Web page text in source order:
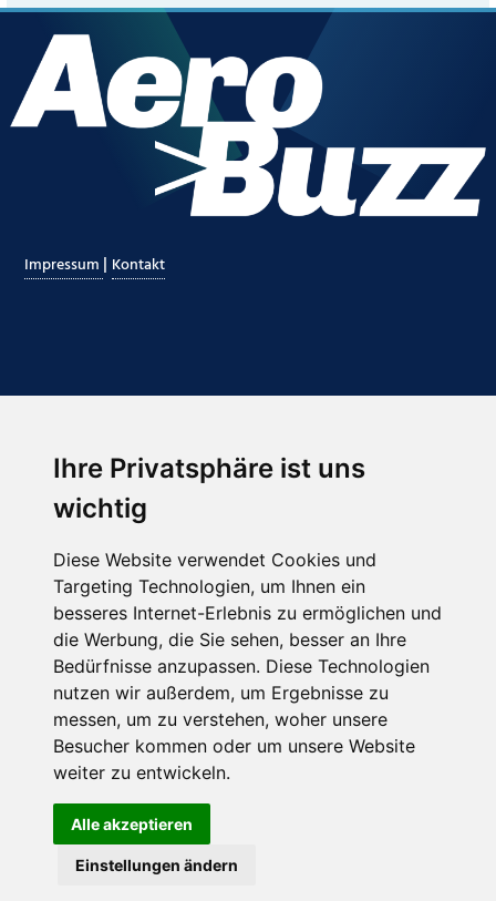
Ihre Privatsphäre ist uns
wichtig
Diese Website verwendet Cookies und
Targeting Technologien, um Ihnen ein
besseres Internet-Erlebnis zu ermöglichen und
die Werbung, die Sie sehen, besser an Ihre
Bedürfnisse anzupassen. Diese Technologien
nutzen wir außerdem, um Ergebnisse zu
messen, um zu verstehen, woher unsere
Besucher kommen oder um unsere Website
weiter zu entwickeln.
Alle akzeptieren
Einstellungen ändern
Impressum | Kontakt
Hier finden Sie uns auch
Abonnieren Sie unseren Newsletter
Email*